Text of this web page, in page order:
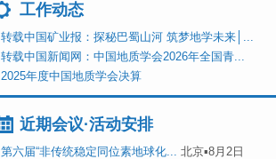
工作动态
转载中国矿业报：探秘巴蜀山河 筑梦地学未来│...
转载中国新闻网：中国地质学会2026年全国青...
2025年度中国地质学会决算
近期会议·活动安排
第六届“非传统稳定同位素地球化... 北京▪8月2日